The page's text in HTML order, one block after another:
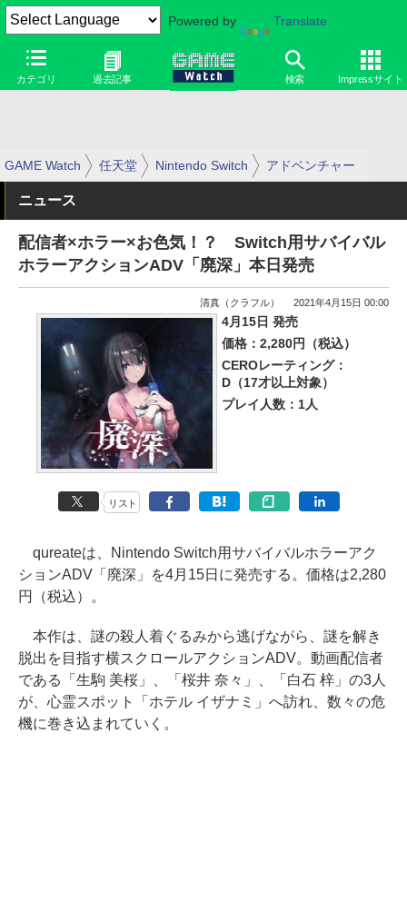
Powered by Translate
カテゴリ 過去記事 検索 Impressサイト
GAME Watch 任天堂 Nintendo Switch アドベンチャー
ニュース
配信者×ホラー×お色気！？ Switch用サバイバル
ホラーアクションADV「廃深」本日発売
清真（クラフル） 2021年4月15日 00:00
4月15日 発売
価格：2,280円（税込）
CEROレーティング：
D（17才以上対象）
プレイ人数：1人
リスト
qureateは、Nintendo Switch用サバイバルホラーアク
ションADV「廃深」を4月15日に発売する。価格は2,280
円（税込）。
本作は、謎の殺人着ぐるみから逃げながら、謎を解き
脱出を目指す横スクロールアクションADV。動画配信者
である「生駒 美桜」、「桜井 奈々」、「白石 梓」の3人
が、心霊スポット「ホテル イザナミ」へ訪れ、数々の危
機に巻き込まれていく。